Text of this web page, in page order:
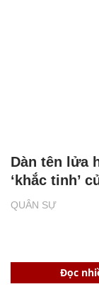
QUÂN SỰ
Dàn tên lửa
‘khắc tinh’
Đọc